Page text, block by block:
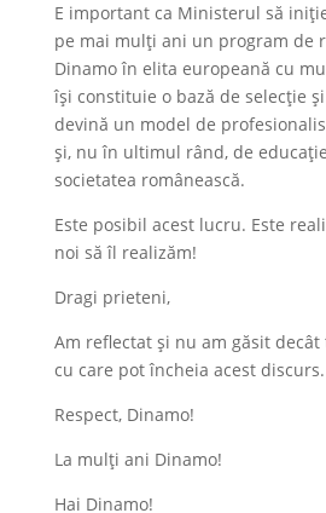
E important ca Ministerul să
pe mai mulți ani un program de
Dinamo în elita europeană cu
își constituie o bază de selecție
devină un model de
și, nu în ultimul rând, de
societatea românească.
Este posibil acest lucru. Este
noi să îl realizăm!
Dragi prieteni,
Am reflectat și nu am găsit
cu care pot încheia acest discurs.
Respect, Dinamo!
La mulți ani Dinamo!
Hai Dinamo!